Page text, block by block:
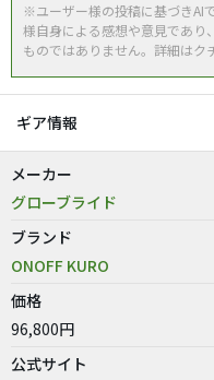
※ユーザー様の投稿に基づきAI
様自身による感想や意見であり
ものではありません。詳細はク
ギア情報
メーカー
グローブライド
ブランド
ONOFF KURO
価格
96,800円
公式サイト